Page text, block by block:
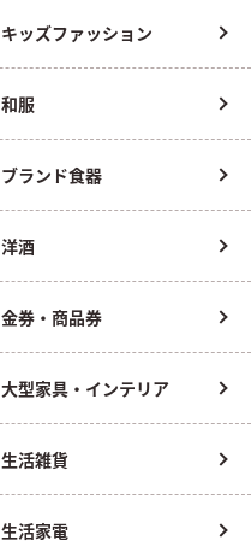
キッズファッション
和服
ブランド食器
洋酒
金券・商品券
大型家具・インテリア
生活雑貨
生活家電